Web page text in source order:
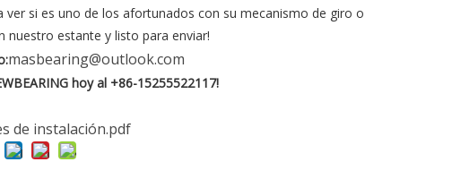
ver si es uno de los afortunados con su mecanismo de giro o
nuestro estante y listo para enviar!
masbearing@outlook.com
hoy al +86-15255522117!
de instalación.pdf